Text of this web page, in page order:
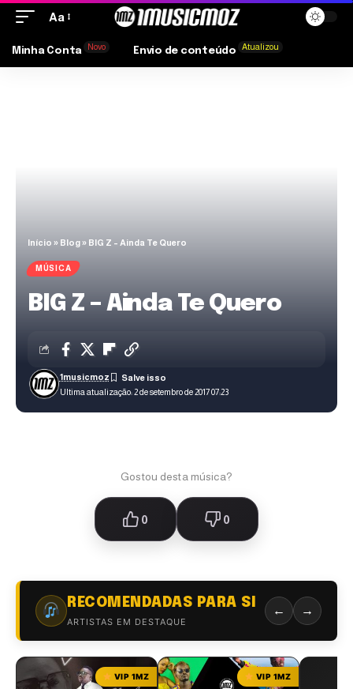
Aa
Minha Conta Novo Envio de conteúdo Atualizou
Início » Blog» BIG Z – Ainda Te Quero
MÚSICA
BIG Z – Ainda Te Quero
Ultima atualização: 2 de setembro de 2017 07:23
1musicmoz
Gostou desta música?
0 0
RECOMENDADAS PARA SI
ARTISTAS EM DESTAQUE
← →
VIP 1MZ VIP 1MZ